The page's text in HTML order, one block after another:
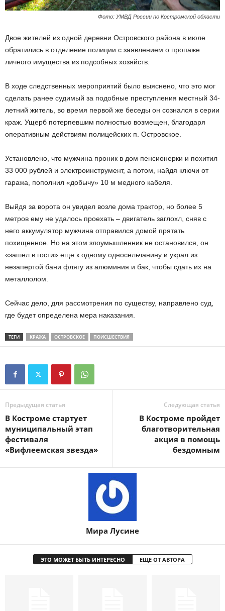
Фото: УМВД России по Костромской области
Двое жителей из одной деревни Островского района в июле
обратились в отделение полиции с заявлением о пропаже
личного имущества из подсобных хозяйств.
В ходе следственных мероприятий было выяснено, что это мог
сделать ранее судимый за подобные преступления местный 34-
летний житель, во время первой же беседы он сознался в серии
краж. Ущерб потерпевшим полностью возмещен, благодаря
оперативным действиям полицейских п. Островское.
Установлено, что мужчина проник в дом пенсионерки и похитил
33 000 рублей и электроинструмент, а потом, найдя ключи от
гаража, пополнил «добычу» 10 м медного кабеля.
Выйдя за ворота он увидел возле дома трактор, но более 5
метров ему не удалось проехать – двигатель заглохл, сняв с
него аккумулятор мужчина отправился домой прятать
похищенное. Но на этом злоумышленник не остановился, он
«зашел в гости» еще к одному односельчанину и украл из
незапертой бани флягу из алюминия и бак, чтобы сдать их на
металлолом.
Сейчас дело, для рассмотрения по существу, направлено суд,
где будет определена мера наказания.
ТЕГИ КРАЖА ОСТРОВСКОЕ ПОИСШЕСТВИЯ
Предыдущая статья
В Костроме стартует
муниципальный этап
фестиваля
«Вифлеемская звезда»
Следующая статья
В Костроме пройдет
благотворительная
акция в помощь
бездомным
Мира Лусине
ЭТО МОЖЕТ БЫТЬ ИНТЕРЕСНО ЕЩЕ ОТ АВТОРА